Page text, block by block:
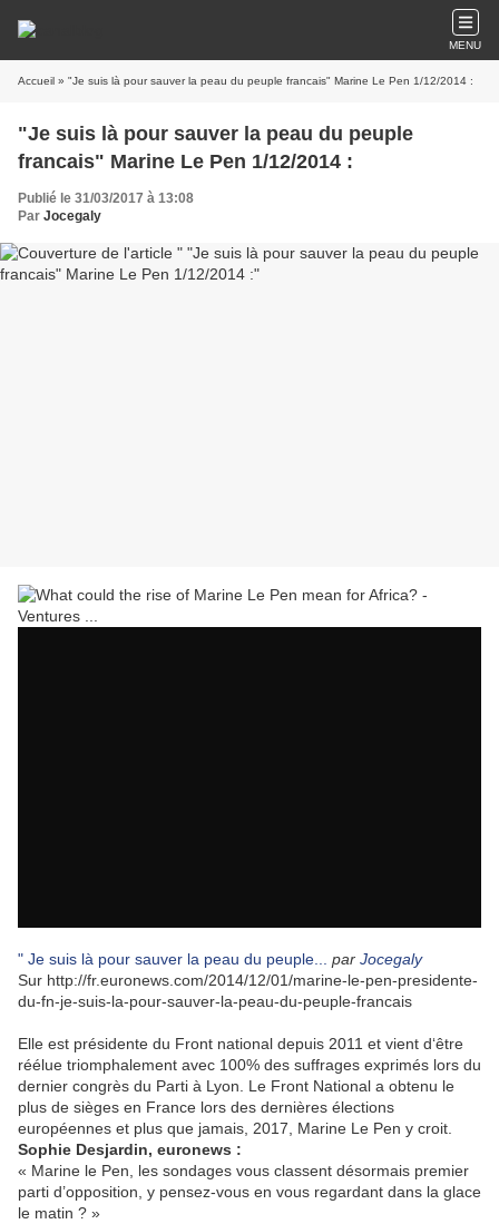
MENU
Accueil » "Je suis là pour sauver la peau du peuple francais" Marine Le Pen 1/12/2014 :
"Je suis là pour sauver la peau du peuple
francais" Marine Le Pen 1/12/2014 :
Publié le 31/03/2017 à 13:08
Par Jocegaly
" Je suis là pour sauver la peau du peuple... par Jocegaly
Sur http://fr.euronews.com/2014/12/01/marine-le-pen-presidente-
du-fn-je-suis-la-pour-sauver-la-peau-du-peuple-francais
Elle est présidente du Front national depuis 2011 et vient d‘être
réélue triomphalement avec 100% des suffrages exprimés lors du
dernier congrès du Parti à Lyon. Le Front National a obtenu le
plus de sièges en France lors des dernières élections
européennes et plus que jamais, 2017, Marine Le Pen y croit.
Sophie Desjardin, euronews :
« Marine le Pen, les sondages vous classent désormais premier
parti d’opposition, y pensez-vous en vous regardant dans la glace
le matin ? »